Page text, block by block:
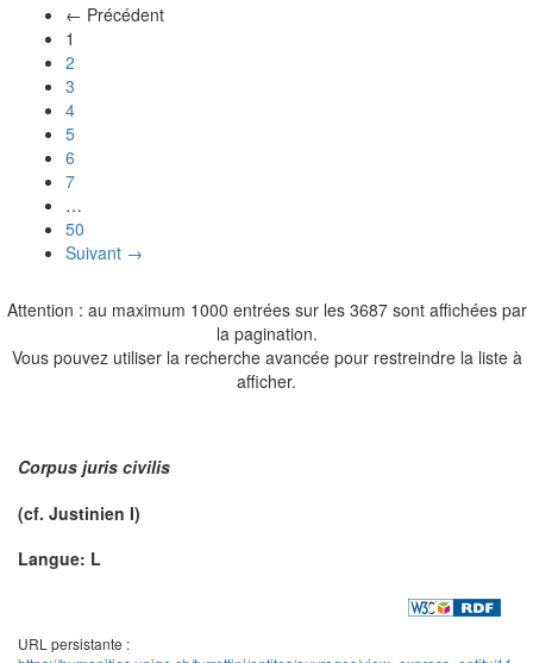
← Précédent
1
2
3
4
5
6
7
…
50
Suivant →
Attention : au maximum 1000 entrées sur les 3687 sont affichées par
la pagination.
Vous pouvez utiliser la recherche avancée pour restreindre la liste à
afficher.
Corpus juris civilis
(cf. Justinien I)
Langue: L
URL persistante :